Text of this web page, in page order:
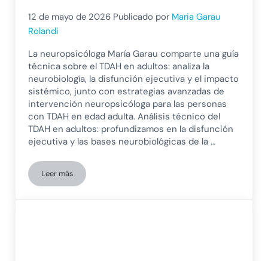
12 de mayo de 2026 Publicado por Maria Garau
Rolandi
La neuropsicóloga María Garau comparte una guía
técnica sobre el TDAH en adultos: analiza la
neurobiología, la disfunción ejecutiva y el impacto
sistémico, junto con estrategias avanzadas de
intervención neuropsicóloga para las personas
con TDAH en edad adulta. Análisis técnico del
TDAH en adultos: profundizamos en la disfunción
ejecutiva y las bases neurobiológicas de la …
Leer másTDAH en adultos: bases neurobiológicas, impacto